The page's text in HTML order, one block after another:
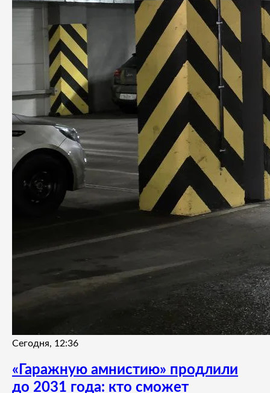
Сегодня, 12:36
«Гаражную амнистию» продлили
до 2031 года: кто сможет